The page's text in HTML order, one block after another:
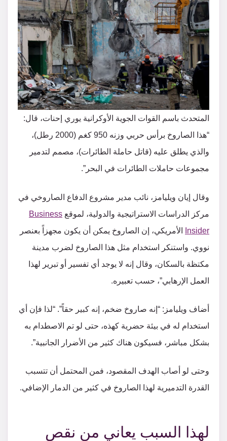
المتحدث باسم القوات الجوية الأوكرانية يوري إحنات، قال:
“هذا الصاروخ برأس حربي وزنه 950 كغم (2000 رطل)،
والذي يطلق عليه (قاتل حاملة الطائرات)، مصمم لتدمير
مجموعات حاملات الطائرات في البحر”.
وقال إيان ويليامز، نائب مدير مشروع الدفاع الصاروخي في
مركز الدراسات الاستراتيجية والدولية، لموقع Business
Insider
الأمريكي، إن الصاروخ يمكن أن يكون مجهزاً بعنصر
نووي. واستنكر استخدام مثل هذا الصاروخ لضرب مدينة
مكتظة بالسكان، وقال إنه لا يوجد أي تفسير أو تبرير لهذا
العمل الإرهابي”، حسب تعبيره.
أضاف ويليامز: “إنه صاروخ ضخم، إنه كبير حقاً”. “لذا فإن أي
استخدام له في بيئة حضرية كهذه، حتى لو تم الاصطدام به
بشكل مباشر، فسيكون هناك كثير من الأضرار الجانبية”.
وحتى لو أصاب الهدف المقصود، فمن المحتمل أن تتسبب
القدرة التدميرية لهذا الصاروخ في كثير من الدمار الإضافي.
لهذا السبب يعاني من نقص